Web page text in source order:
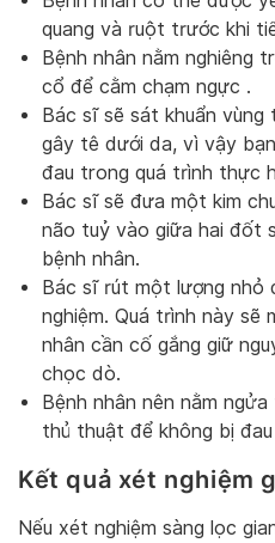
quang và ruột trước khi
Bệnh nhân nằm nghiêng
cổ để cằm chạm ngực .
Bác sĩ sẽ sát khuẩn
gây tê dưới da, vì vậy
đau trong quá trình thực
Bác sĩ sẽ đưa một kim
não tuỷ vào giữa hai đốt
bệnh nhân.
Bác sĩ rút một lượng nhỏ
nghiệm. Quá trình này sẽ
nhân cần cố gắng giữ
chọc dò.
Bệnh nhân nên nằm
thủ thuật để không bị
Kết quả xét nghiệm
Nếu xét nghiệm sàng lọc